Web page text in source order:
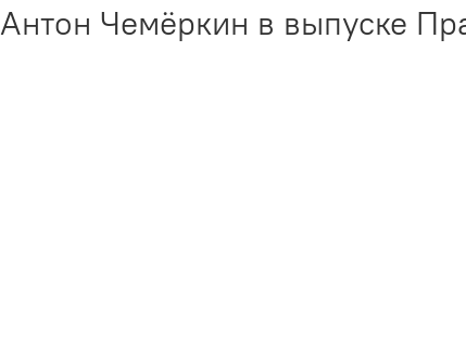
Антон Чемёркин в выпуске